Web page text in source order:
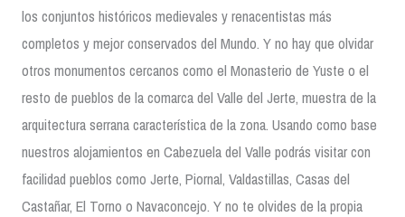
los conjuntos históricos medievales y renacentistas más
completos y mejor conservados del Mundo. Y no hay que olvidar
otros monumentos cercanos como el Monasterio de Yuste o el
resto de pueblos de la comarca del Valle del Jerte, muestra de la
arquitectura serrana característica de la zona. Usando como base
nuestros alojamientos en Cabezuela del Valle podrás visitar con
facilidad pueblos como Jerte, Piornal, Valdastillas, Casas del
Castañar, El Torno o Navaconcejo. Y no te olvides de la propia